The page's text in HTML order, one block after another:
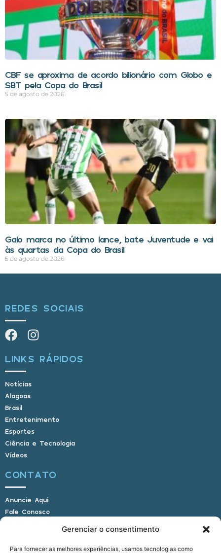
Gerenciar o consentimento
Para fornecer as melhores experiências, usamos tecnologias como
CBF se aproxima de acordo bilionário com Globo e
SBT pela Copa do Brasil
5 de agosto de 2026
Galo marca no último lance, bate Juventude e vai
às quartas da Copa do Brasil
5 de agosto de 2026
REDES SOCIAIS
LINKS RÁPIDOS
Notícias
Alagoas
Brasil
Entretenimento
Esportes
Ciência e Tecnologia
Vídeos
CONTATO
Anuncie Aqui
Fale Conosco